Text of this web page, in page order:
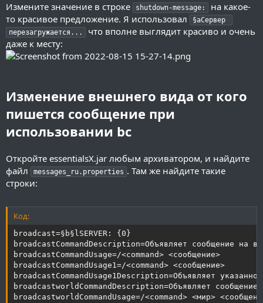
Измените значение в строке shutdown-message:
на какое-
то красивое предложение. Я использовал
§aСервер
перезагружается...
что вполне выглядит красиво и очень
даже к месту:
Изменение внешнего вида от кого
пишется сообщение при
использовании bc
Откройте essentialsX.jar любым архиватором, и найдите
файл
messages_ru.properties . Там же найдите такие
строки:
Код:
broadcast=§b§lSERVER: {0}
broadcastCommandDescription=Объявляет сообщение на
broadcastCommandUsage=/<command> <сообщение>
broadcastCommandUsage1=/<command> <сообщение>
broadcastCommandUsage1Description=Объявляет
broadcastworldCommandDescription=Объявляет
broadcastworldCommandUsage=/<command> <мир>